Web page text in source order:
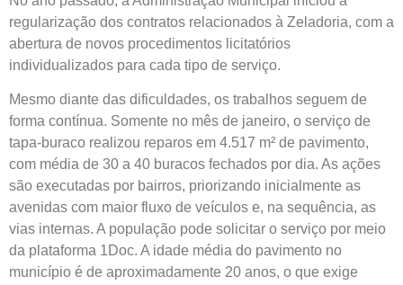
regularização dos contratos relacionados à Zeladoria, com a
abertura de novos procedimentos licitatórios
individualizados para cada tipo de serviço.
Mesmo diante das dificuldades, os trabalhos seguem de
forma contínua. Somente no mês de janeiro, o serviço de
tapa-buraco realizou reparos em 4.517 m² de pavimento,
com média de 30 a 40 buracos fechados por dia. As ações
são executadas por bairros, priorizando inicialmente as
avenidas com maior fluxo de veículos e, na sequência, as
vias internas. A população pode solicitar o serviço por meio
da plataforma 1Doc. A idade média do pavimento no
município é de aproximadamente 20 anos, o que exige